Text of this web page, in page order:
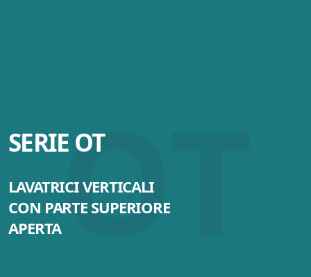
OT
SERIE OT
LAVATRICI VERTICALI
CON PARTE SUPERIORE
APERTA